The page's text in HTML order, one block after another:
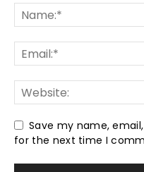
Save my name,
for the next time I